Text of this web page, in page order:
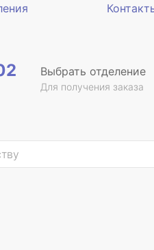
Выбрать отделение
Для получения заказа